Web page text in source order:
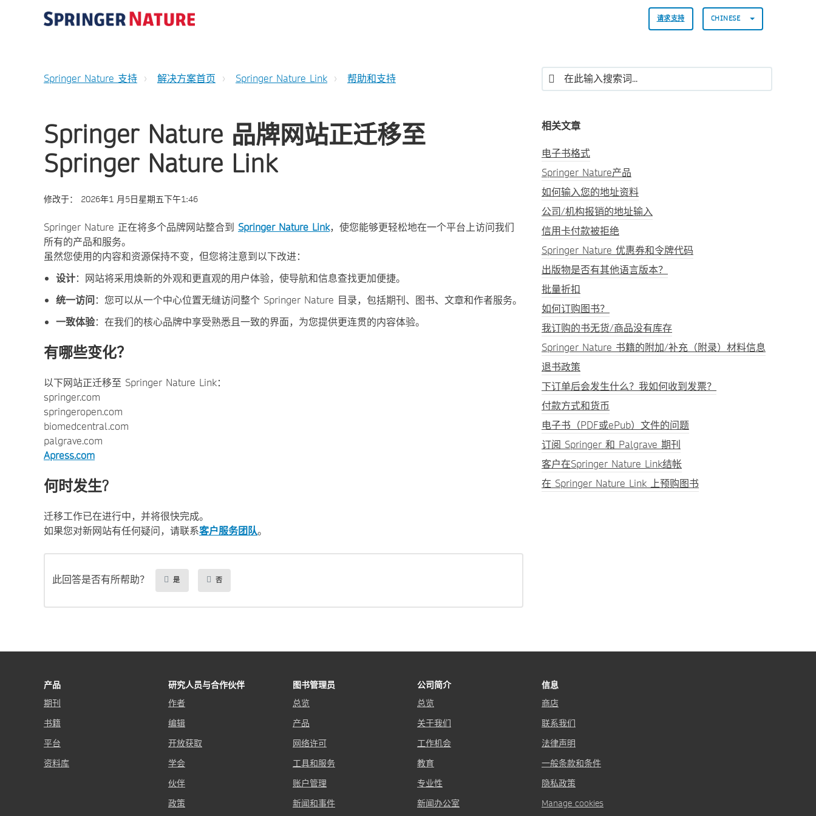
请求支持 CHINESE
Springer Nature 支持 解决方案首页 Springer Nature Link 帮助和支持
Springer Nature 品牌网站正迁移至
Springer Nature Link
修改于： 2026年1 月5日星期五下午1:46
Springer Nature 正在将多个品牌网站整合到 Springer Nature Link，使您能够更轻松地在一个平台上访问我们
所有的产品和服务。
虽然您使用的内容和资源保持不变，但您将注意到以下改进：
设计：网站将采用焕新的外观和更直观的用户体验，使导航和信息查找更加便捷。
统一访问：您可以从一个中心位置无缝访问整个 Springer Nature 目录，包括期刊、图书、文章和作者服务。
一致体验：在我们的核心品牌中享受熟悉且一致的界面，为您提供更连贯的内容体验。
有哪些变化？
以下网站正迁移至 Springer Nature Link：
springer.com
springeropen.com
biomedcentral.com
palgrave.com
Apress.com
何时发生?
迁移工作已在进行中，并将很快完成。
如果您对新网站有任何疑问，请联系客户服务团队。
此回答是否有所帮助？ 是 否
相关文章
电子书格式
Springer Nature产品
如何输入您的地址资料
公司/机构报销的地址输入
信用卡付款被拒绝
Springer Nature 优惠券和令牌代码
出版物是否有其他语言版本？
批量折扣
如何订购图书？
我订购的书无货/商品没有库存
Springer Nature 书籍的附加/补充（附录）材料信息
退书政策
下订单后会发生什么？我如何收到发票？
付款方式和货币
电子书（PDF或ePub）文件的问题
订阅 Springer 和 Palgrave 期刊
客户在Springer Nature Link结帐
在 Springer Nature Link 上预购图书
产品
期刊
书籍
平台
资料库
研究人员与合作伙伴
作者
编辑
开放获取
学会
伙伴
政策
图书管理员
总览
产品
网络许可
工具和服务
账户管理
新闻和事件
公司简介
总览
关于我们
工作机会
教育
专业性
新闻办公室
信息
商店
联系我们
法律声明
一般条款和条件
隐私政策
Manage cookies